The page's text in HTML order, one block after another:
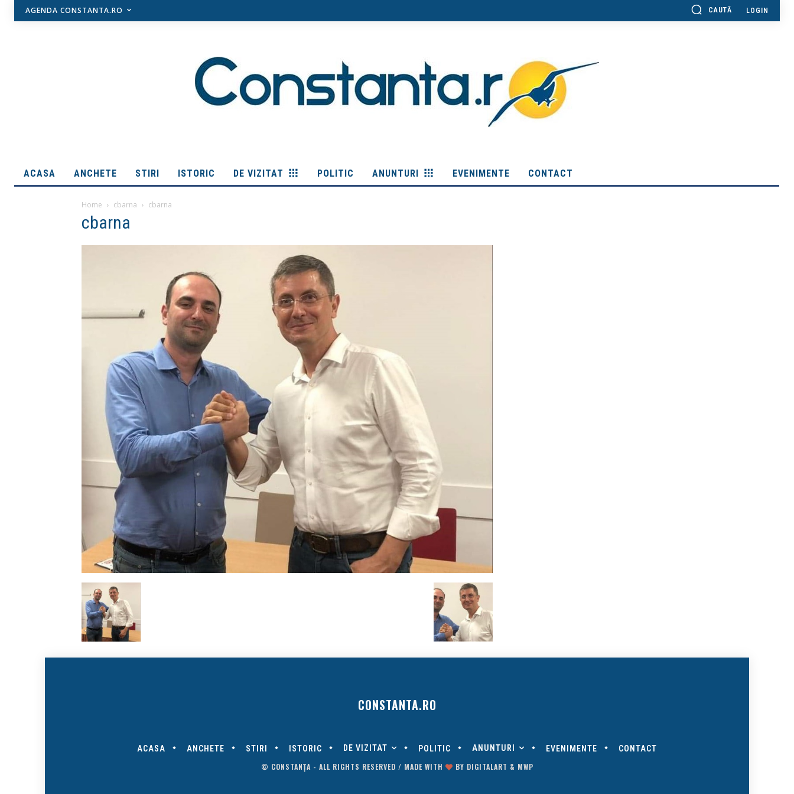
AGENDA CONSTANTA.RO CAUTĂ LOGIN
ACASA ANCHETE STIRI ISTORIC DE VIZITAT POLITIC ANUNTURI EVENIMENTE CONTACT
Home cbarna cbarna
cbarna
CONSTANTA.RO
ACASA ANCHETE STIRI ISTORIC DE VIZITAT POLITIC ANUNTURI EVENIMENTE CONTACT
© CONSTANȚA - ALL RIGHTS RESERVED / MADE WITH BY DIGITALART & MWP